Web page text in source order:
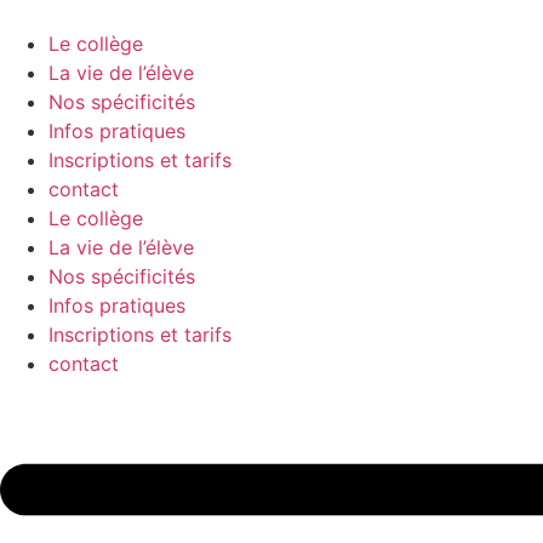
contenu
Le collège
La vie de l’élève
Nos spécificités
Infos pratiques
Inscriptions et tarifs
contact
Le collège
La vie de l’élève
Nos spécificités
Infos pratiques
Inscriptions et tarifs
contact